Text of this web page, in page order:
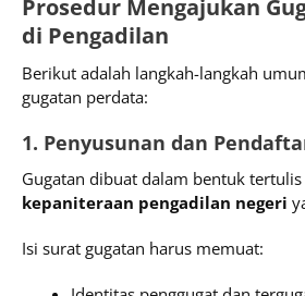
Prosedur Mengajukan
di Pengadilan
Berikut adalah langkah-langkah
gugatan perdata:
1. Penyusunan dan
Gugatan dibuat dalam bentuk
kepaniteraan pengadilan negeri
Isi surat gugatan harus memuat: